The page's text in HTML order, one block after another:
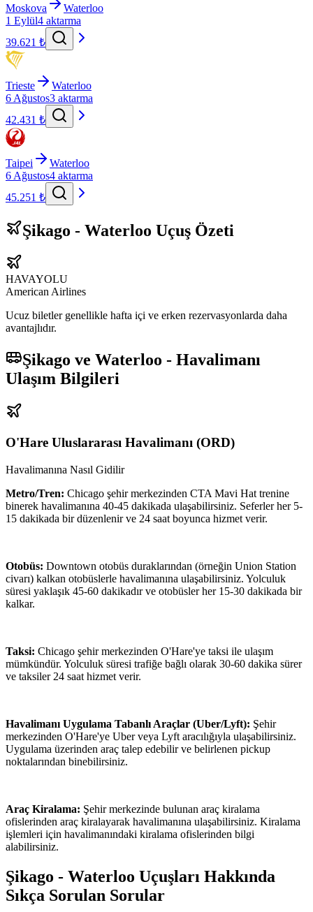
Moskova
Waterloo
1 Eylül4 aktarma
39.621 ₺
Trieste
Waterloo
6 Ağustos3 aktarma
42.431 ₺
Taipei
Waterloo
6 Ağustos4 aktarma
45.251 ₺
Şikago - Waterloo Uçuş Özeti
HAVAYOLU
American Airlines
Ucuz biletler genellikle hafta içi ve erken rezervasyonlarda daha
avantajlıdır.
Şikago ve Waterloo - Havalimanı
Ulaşım Bilgileri
O'Hare Uluslararası Havalimanı (ORD)
Havalimanına Nasıl Gidilir
Metro/Tren: Chicago şehir merkezinden CTA Mavi Hat trenine
binerek havalimanına 40-45 dakikada ulaşabilirsiniz. Seferler her 5-
15 dakikada bir düzenlenir ve 24 saat boyunca hizmet verir.
Otobüs: Downtown otobüs duraklarından (örneğin Union Station
civarı) kalkan otobüslerle havalimanına ulaşabilirsiniz. Yolculuk
süresi yaklaşık 45-60 dakikadır ve otobüsler her 15-30 dakikada bir
kalkar.
Taksi: Chicago şehir merkezinden O'Hare'ye taksi ile ulaşım
mümkündür. Yolculuk süresi trafiğe bağlı olarak 30-60 dakika sürer
ve taksiler 24 saat hizmet verir.
Havalimanı Uygulama Tabanlı Araçlar (Uber/Lyft): Şehir
merkezinden O'Hare'ye Uber veya Lyft aracılığıyla ulaşabilirsiniz.
Uygulama üzerinden araç talep edebilir ve belirlenen pickup
noktalarından binebilirsiniz.
Araç Kiralama: Şehir merkezinde bulunan araç kiralama
ofislerinden araç kiralayarak havalimanına ulaşabilirsiniz. Kiralama
işlemleri için havalimanındaki kiralama ofislerinden bilgi
alabilirsiniz.
Şikago - Waterloo Uçuşları Hakkında
Sıkça Sorulan Sorular